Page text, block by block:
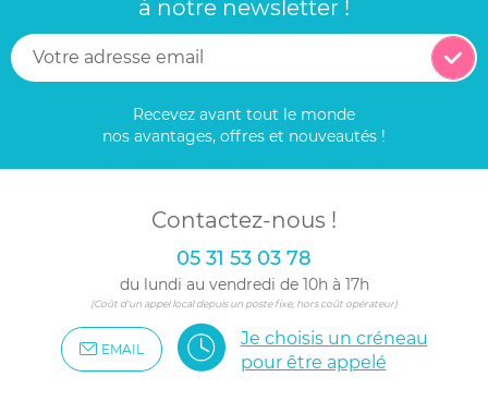
à notre newsletter !
Recevez avant tout le monde
nos avantages, offres et nouveautés !
Contactez-nous !
05 31 53 03 78
du lundi au vendredi de 10h à 17h
(Coût d'un appel local depuis un poste fixe, hors coût opérateur)
EMAIL
Je choisis un créneau
pour être appelé